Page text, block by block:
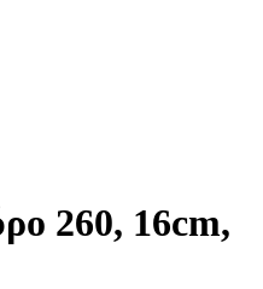
260, 16cm,